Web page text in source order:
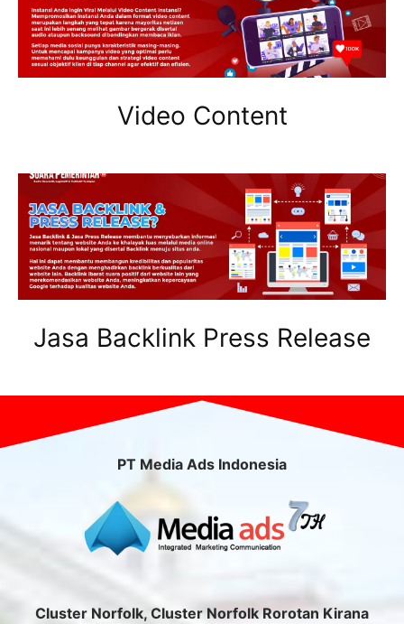
Video Content
Jasa Backlink Press Release
PT Media Ads Indonesia
Cluster Norfolk, Cluster Norfolk Rorotan Kirana